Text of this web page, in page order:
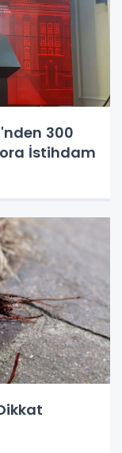
300
İstihdam